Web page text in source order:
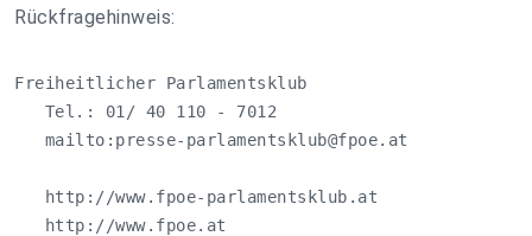
Rückfragehinweis:
Freiheitlicher Parlamentsklub
   Tel.: 01/ 40 110 - 7012
   mailto:
presse-parlamentsklub@fpoe.at
   http://www.fpoe-parlamentsklub.at
   http://www.fpoe.at